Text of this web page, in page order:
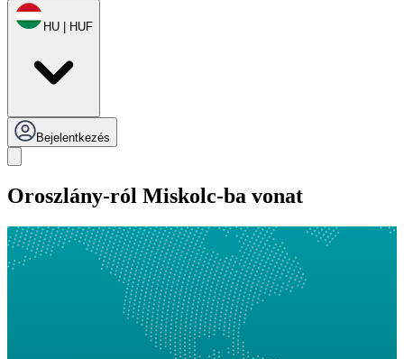
HU | HUF
Bejelentkezés
Oroszlány-ról Miskolc-ba vonat